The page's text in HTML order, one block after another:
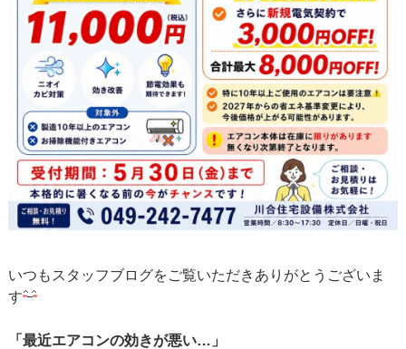
いつもスタッフブログをご覧いただきありがとうございま
す
「最近エアコンの効きが悪い…」